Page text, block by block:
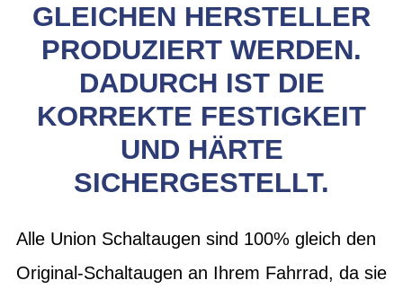
GLEICHEN HERSTELLER
PRODUZIERT WERDEN.
DADURCH IST DIE
KORREKTE FESTIGKEIT
UND HÄRTE
SICHERGESTELLT.
Alle Union Schaltaugen sind 100% gleich den
Original-Schaltaugen an Ihrem Fahrrad, da sie